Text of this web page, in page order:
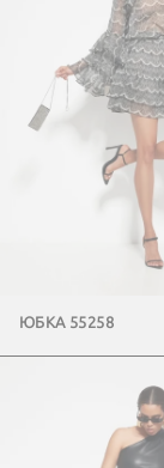
ЮБКА 55258